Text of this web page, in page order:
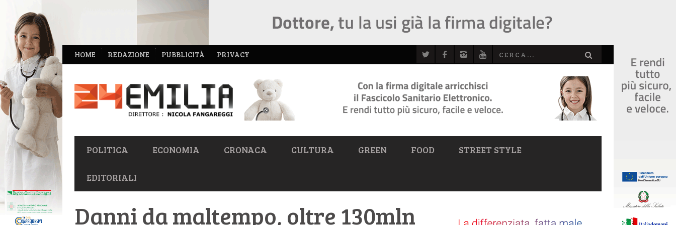
NAVIGAZIONE
SECONDARIA
HOME REDAZIONE PUBBLICITÀ PRIVACY
NAVIGAZIONE
PRIMARIA
POLITICA ECONOMIA CRONACA CULTURA GREEN FOOD STREET STYLE
EDITORIALI
Danni da maltempo, oltre 130mln